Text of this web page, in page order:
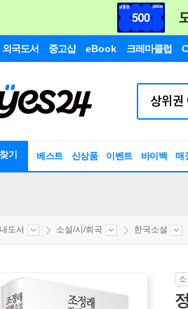
외국도서 중고샵 eBook 크레마클럽
기 베스트 신상품 이벤트 바이백 매
도서 소설/시/희곡 한국소설